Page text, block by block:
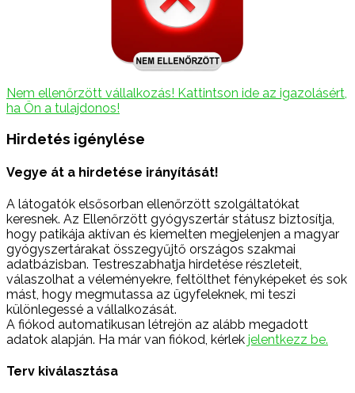
Nem ellenőrzött vállalkozás! Kattintson ide az igazolásért,
ha Ön a tulajdonos!
Hirdetés igénylése
Vegye át a hirdetése irányítását!
A látogatók elsősorban ellenőrzött szolgáltatókat
keresnek. Az Ellenőrzött gyógyszertár státusz biztosítja,
hogy patikája aktívan és kiemelten megjelenjen a magyar
gyógyszertárakat összegyűjtő országos szakmai
adatbázisban. Testreszabhatja hirdetése részleteit,
válaszolhat a véleményekre, feltölthet fényképeket és sok
mást, hogy megmutassa az ügyfeleknek, mi teszi
különlegessé a vállalkozását.
A fiókod automatikusan létrejön az alább megadott
adatok alapján. Ha már van fiókod, kérlek jelentkezz be.
Terv kiválasztása